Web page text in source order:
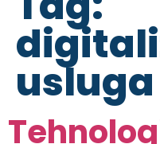
usluga